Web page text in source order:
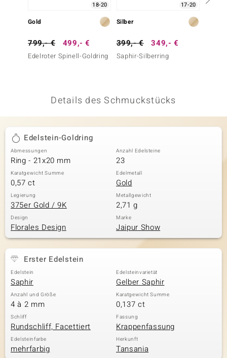
BY DE MELO
Classics
18-20
Gold
799,- € 499,- €
Edelroter Spinell-Goldring
17-20
Silber
399,- € 349,- €
Saphir-Silberring
Details des Schmuckstücks
Edelstein-Goldring
Abmessungen
Ring - 21x20 mm
Anzahl Edelsteine
23
Karatgewicht Summe
0,57 ct
Edelmetall
Gold
Legierung
375er Gold / 9K
Metallgewicht
2,71 g
Design
Florales Design
Marke
Jaipur Show
Erster Edelstein
Edelstein
Saphir
Edelsteinvarietät
Gelber Saphir
Anzahl und Größe
4 à 2 mm
Karatgewicht Summe
0,137 ct
Schliff
Rundschliff, Facettiert
Fassung
Krappenfassung
Edelsteinfarbe
mehrfarbig
Herkunft
Tansania